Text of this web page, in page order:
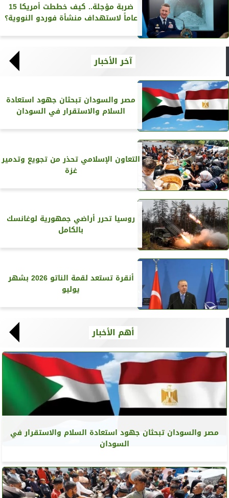
ضربة مؤجلة.. كيف خططت أمريكا 15
عاماً لاستهداف منشأة فوردو النووية؟
آخر الأخبار
مصر والسودان تبحثان جهود استعادة
السلام والاستقرار في السودان
التعاون الإسلامي تحذر من تجويع وتدمير
غزة
روسيا تحرر أراضي جمهورية لوغانسك
بالكامل
أنقرة تستعد لقمة الناتو 2026 بشهر
يوليو
أهم الأخبار
مصر والسودان تبحثان جهود استعادة السلام والاستقرار في
السودان